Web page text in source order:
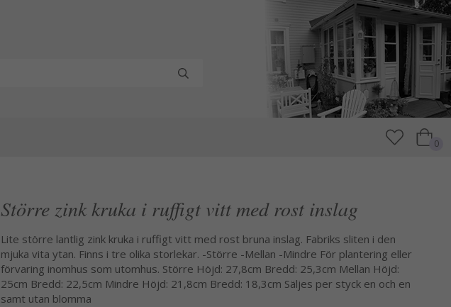
0
Större zink kruka i ruffigt vitt med rost inslag
Lite större lantlig zink kruka i ruffigt vitt med rost bruna inslag. Fabriks sliten i den
mjuka vita ytan. Finns i tre olika storlekar. -Större -Mellan -Mindre För plantering eller
förvaring inomhus som utomhus. Större Höjd: 27,8cm Bredd: 25,3cm Mellan Höjd:
25cm Bredd: 22,5cm Mindre Höjd: 21,8cm Bredd: 18,3cm Säljes per styck en och en
samt utan blomma